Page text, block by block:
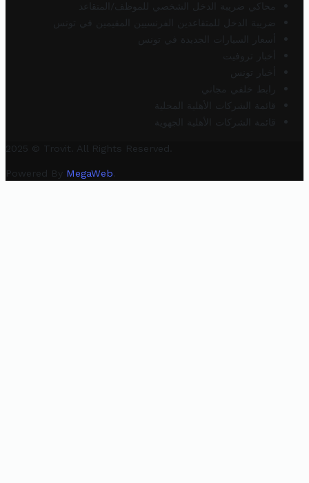
محاكي ضريبة الدخل الشخصي للموظف/المتقاعد
ضريبة الدخل للمتقاعدين الفرنسيين المقيمين في تونس
أسعار السيارات الجديدة في تونس
أخبار تروفيت
أخبار تونس
رابط خلفي مجاني
قائمة الشركات الأهلية المحلية
قائمة الشركات الأهلية الجهوية
2025 © Trovit. All Rights Reserved.
Powered By MegaWeb